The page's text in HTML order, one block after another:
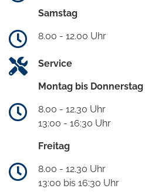
Samstag
8.00 - 12.00 Uhr
Service
Montag bis Donnerstag
8.00 - 12.30 Uhr
13:00 - 16:30 Uhr
Freitag
8.00 - 12.30 Uhr
13:00 bis 16:30 Uhr